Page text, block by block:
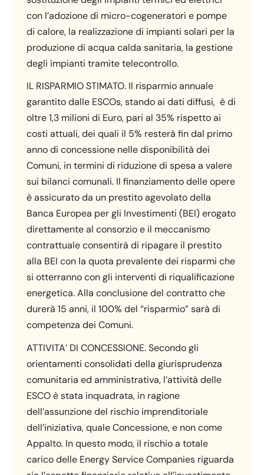
con l’adozione di micro-cogeneratori e pompe
di calore, la realizzazione di impianti solari per la
produzione di acqua calda sanitaria, la gestione
degli impianti tramite telecontrollo.
IL RISPARMIO STIMATO. Il risparmio annuale
garantito dalle ESCOs, stando ai dati diffusi, è di
oltre 1,3 milioni di Euro, pari al 35% rispetto ai
costi attuali, dei quali il 5% resterà fin dal primo
anno di concessione nelle disponibilità dei
Comuni, in termini di riduzione di spesa a valere
sui bilanci comunali. Il finanziamento delle opere
è assicurato da un prestito agevolato della
Banca Europea per gli Investimenti (BEI) erogato
direttamente al consorzio e il meccanismo
contrattuale consentirà di ripagare il prestito
alla BEI con la quota prevalente dei risparmi che
si otterranno con gli interventi di riqualificazione
energetica. Alla conclusione del contratto che
durerà 15 anni, il 100% del “risparmio” sarà di
competenza dei Comuni.
ATTIVITA’ DI CONCESSIONE. Secondo gli
orientamenti consolidati della giurisprudenza
comunitaria ed amministrativa, l’attività delle
ESCO è stata inquadrata, in ragione
dell’assunzione del rischio imprenditoriale
dell’iniziativa, quale Concessione, e non come
Appalto. In questo modo, il rischio a totale
carico delle Energy Service Companies riguarda